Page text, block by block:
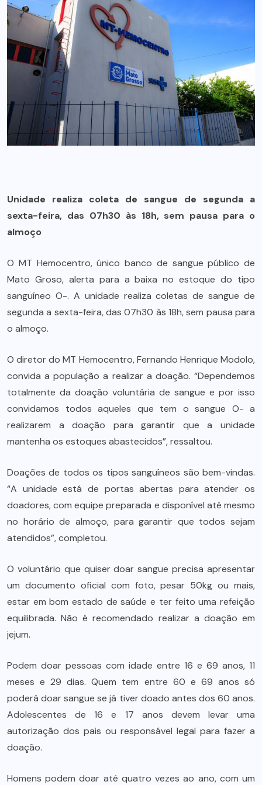
Unidade realiza coleta de sangue de segunda a
sexta-feira, das 07h30 às 18h, sem pausa para o
almoço
O MT Hemocentro, único banco de sangue público de
Mato Groso, alerta para a baixa no estoque do tipo
sanguíneo O-. A unidade realiza coletas de sangue de
segunda a sexta-feira, das 07h30 às 18h, sem pausa para
o almoço.
O diretor do MT Hemocentro, Fernando Henrique Modolo,
convida a população a realizar a doação. “Dependemos
totalmente da doação voluntária de sangue e por isso
convidamos todos aqueles que tem o sangue O- a
realizarem a doação para garantir que a unidade
mantenha os estoques abastecidos”, ressaltou.
Doações de todos os tipos sanguíneos são bem-vindas.
“A unidade está de portas abertas para atender os
doadores, com equipe preparada e disponível até mesmo
no horário de almoço, para garantir que todos sejam
atendidos”, completou.
O voluntário que quiser doar sangue precisa apresentar
um documento oficial com foto, pesar 50kg ou mais,
estar em bom estado de saúde e ter feito uma refeição
equilibrada. Não é recomendado realizar a doação em
jejum.
Podem doar pessoas com idade entre 16 e 69 anos, 11
meses e 29 dias. Quem tem entre 60 e 69 anos só
poderá doar sangue se já tiver doado antes dos 60 anos.
Adolescentes de 16 e 17 anos devem levar uma
autorização dos pais ou responsável legal para fazer a
doação.
Homens podem doar até quatro vezes ao ano, com um